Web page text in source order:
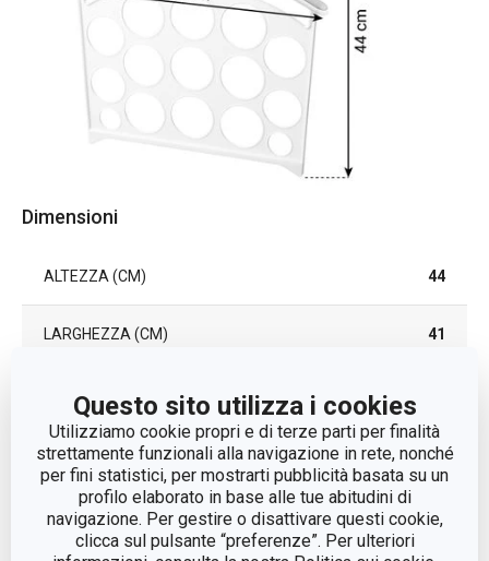
Questo sito utilizza i cookies
Utilizziamo cookie propri e di terze parti per finalità
strettamente funzionali alla navigazione in rete, nonché
per fini statistici, per mostrarti pubblicità basata su un
profilo elaborato in base alle tue abitudini di
navigazione. Per gestire o disattivare questi cookie,
clicca sul pulsante “preferenze”. Per ulteriori
Dimensioni
ALTEZZA (CM) 44
LARGHEZZA (CM) 41
Altri parametri
CATEGORIA
organizzazione degli
armadi
LINEA DI PRODOTTO FANCY HOME